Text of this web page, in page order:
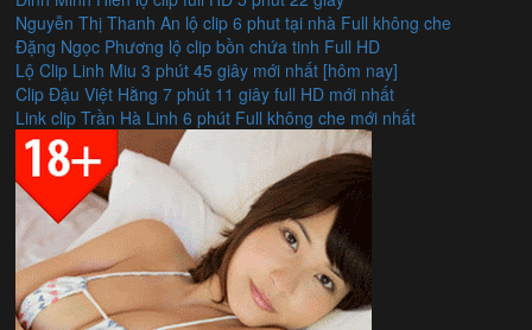
Nguyễn Thị Thanh An lộ clip 6 phut tại nhà Full không che
Đặng Ngọc Phương lộ clip bồn chứa tinh Full HD
Lộ Clip Linh Miu 3 phút 45 giây mới nhất [hôm nay]
Clip Đậu Việt Hằng 7 phút 11 giây full HD mới nhất
Link clip Trần Hà Linh 6 phút Full không che mới nhất